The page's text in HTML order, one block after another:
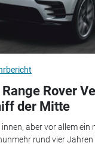
Rover
der Mitte
aber vor allem ein
rund vier